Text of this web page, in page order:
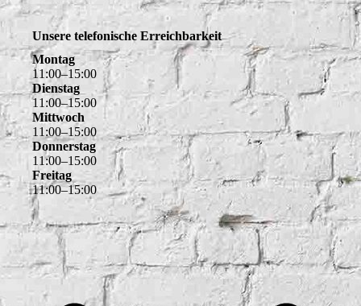
Unsere telefonische Erreichbarkeit
Montag
11 :00–15:00
Dienstag
11 :00–15:00
Mittwoch
11 :00–15:00
Donnerstag
11:00–15:00
Freitag
11:00–15:00